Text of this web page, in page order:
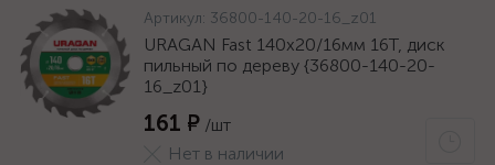
Артикул: 36800-140-20-16_z01
URAGAN Fast 140x20/16мм 16Т, диск
пильный по дереву {36800-140-20-
16_z01}
161 ₽ /шт
Нет в наличии